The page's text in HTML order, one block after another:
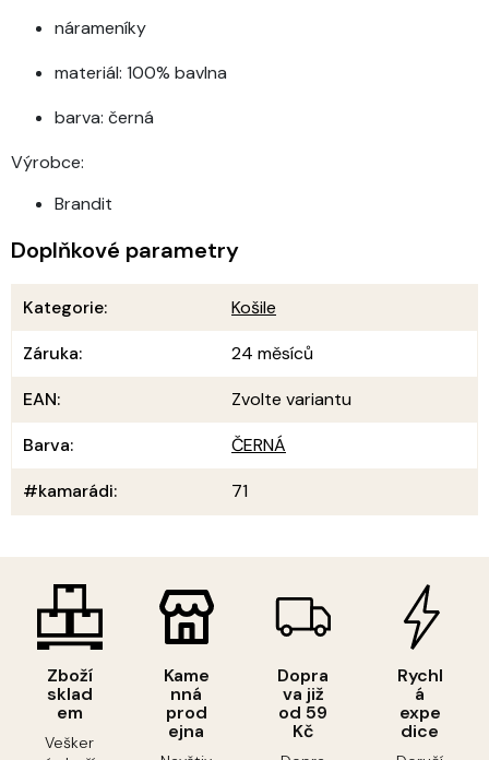
Zboží
sklad
em
Vešker
Kame
nná
prod
ejna
Dopra
va již
od 59
Kč
Rychl
á
expe
dice
nárameníky
materiál: 100% bavlna
barva: černá
Výrobce:
Brandit
Doplňkové parametry
Kategorie:
Košile
Záruka:
24 měsíců
EAN:
Zvolte variantu
Barva:
ČERNÁ
#kamarádi: 71